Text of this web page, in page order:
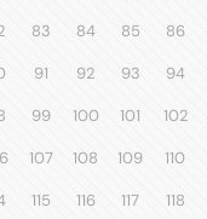
83 84 85 86
91 92 93 94
99 100 101 102
107 108 109 110
115 116 117 118